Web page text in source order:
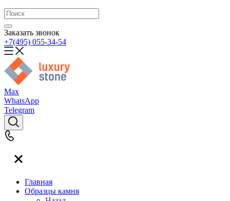
Заказать звонок
+7(495) 055-34-54
Max
WhatsApp
Telegram
Главная
Образцы камня